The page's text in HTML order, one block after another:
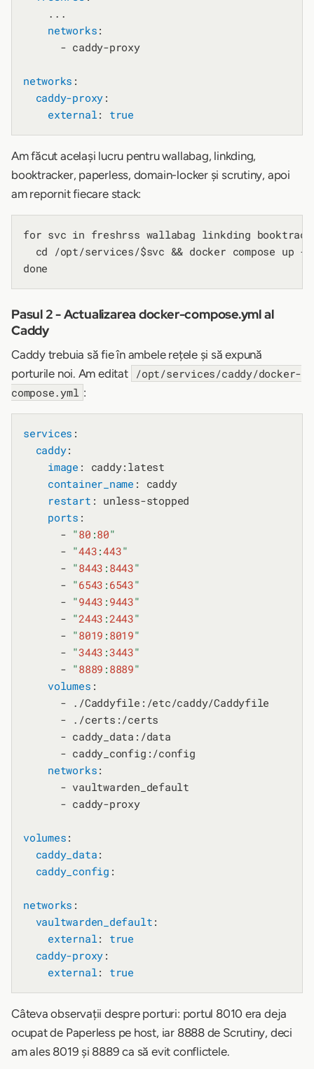
    ...
networks :
      - caddy-proxy
networks :
caddy-proxy :
external: true
Am făcut același lucru pentru wallabag, linkding,
booktracker, paperless, domain-locker și scrutiny, apoi
am repornit fiecare stack:
for svc in freshrss wallabag linkding
  cd /opt/services/$svc && docker compose up -d
Pasul 2 - Actualizarea docker-compose.yml al
Caddy
Caddy trebuia să fie în ambele rețele și să expună
porturile noi. Am editat
/opt/services/caddy/docker-
compose.yml :
services :
caddy:
image : caddy:latest
container_name : caddy
restart : unless-stopped
ports :
      -
"80 :80"
      -
"443 :443"
      -
"8443 : 8443"
      -
"6543 : 6543"
      -
"9443 : 9443"
      -
"2443 :2443"
      -
"8019 : 8019"
      -
"3443 :3443"
      -
"8889 : 8889"
volumes :
      - ./Caddyfile:/etc/caddy/Caddyfile
      - ./certs:/certs
      - caddy_data:/data
      - caddy_config:/config
networks :
      - vaultwarden_default
      - caddy-proxy
volumes :
caddy_data :
caddy_config :
networks :
vaultwarden_default :
external : true
caddy-proxy :
external : true
Câteva observații despre porturi: portul 8010 era deja
ocupat de Paperless pe host, iar 8888 de Scrutiny, deci
am ales 8019 și 8889 ca să evit conflictele.